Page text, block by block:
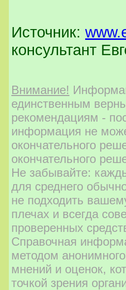
Источник:
консультант
Внимание!
единственным
рекомендациям -
информация не
окончательного
окончательного
Не забывайте:
для среднего
не подходить
плечах и всегда
проверенных
Справочная
методом
мнений и оценок,
точкой зрения